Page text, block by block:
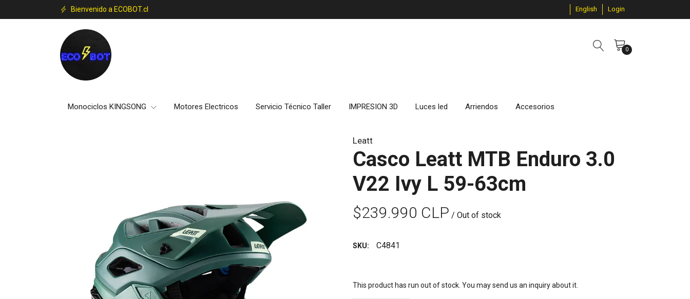
Bienvenido a ECOBOT.cl English Login
0
Monociclos KINGSONG Motores Electricos Servicio Técnico Taller IMPRESION 3D Luces led Arriendos Accesorios
Leatt
Casco Leatt MTB Enduro 3.0
V22 Ivy L 59-63cm
$239.990 CLP / Out of stock
SKU: C4841
This product has run out of stock. You may send us an inquiry about it.